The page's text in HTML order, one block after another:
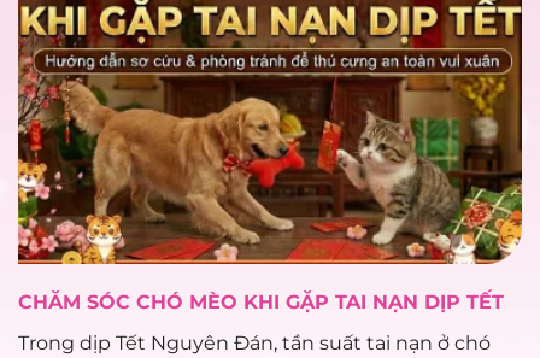
CHĂM SÓC CHÓ MÈO KHI GẶP TAI NẠN DỊP TẾT
Trong dịp Tết Nguyên Đán, tần suất tai nạn ở chó